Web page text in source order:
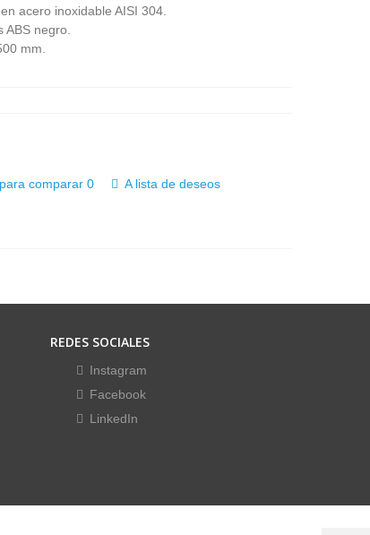
acero inoxidable AISI 304.
negro.
mm.
comparar 0 A lista de deseos
REDES SOCIALES
Instagram
Facebook
LinkedIn